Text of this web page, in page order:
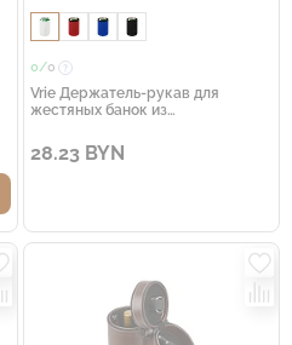
0/0
Vrie Держатель-рукав для
жестяных банок из
белый
28.23 BYN